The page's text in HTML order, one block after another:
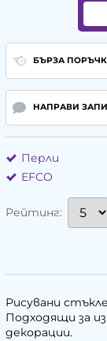
БЪРЗА
НАПРАВИ
Перли
EFCO
Рейтинг:
Рисувани
Подходящи за
декорации.